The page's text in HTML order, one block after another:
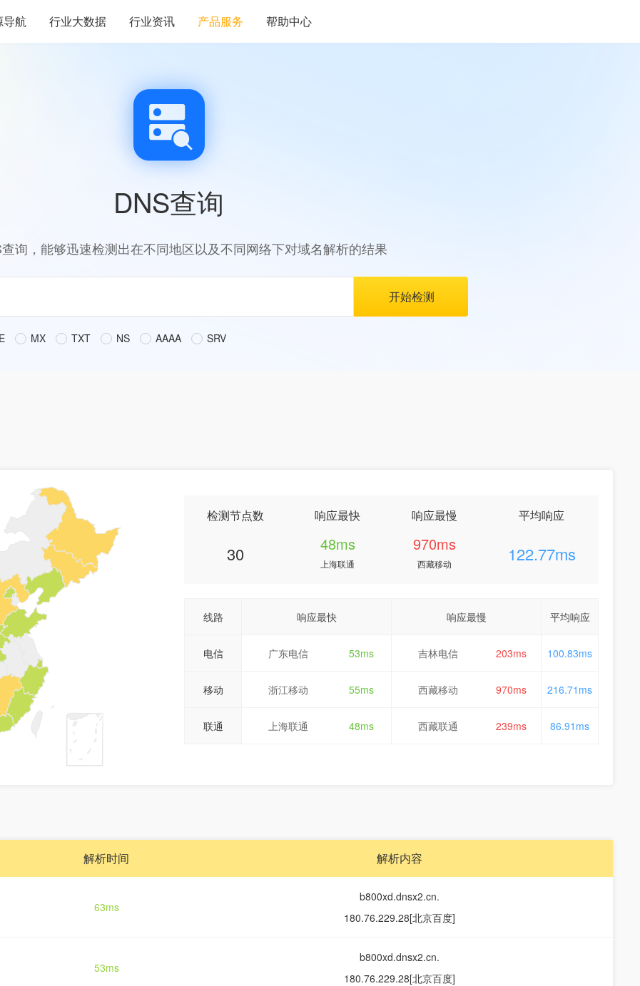
导航 行业大数据 行业资讯 产品服务 帮助中心
DNS查询
询，能够迅速检测出在不同地区以及不同网络下对域名解析的结果
MX TXT NS AAAA SRV
检测节点数
30
响应最快
48ms
上海联通
响应最慢
970ms
西藏移动
平均响应
122.77ms
线路 响应最快 响应最慢 平均响应
电信 广东电信 53ms 吉林电信 203ms 100.83ms
移动 浙江移动 55ms 西藏移动 970ms 216.71ms
联通 上海联通 48ms 西藏联通 239ms 86.91ms
解析时间 解析内容
63ms
b800xd.dnsx2.cn.
180.76.229.28[北京百度]
53ms
b800xd.dnsx2.cn.
180.76.229.28[北京百度]